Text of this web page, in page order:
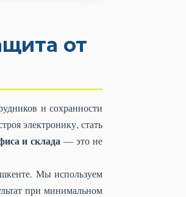
от
и сохранности
электронику, стать
и склада — это не
Мы используем
при минимальном